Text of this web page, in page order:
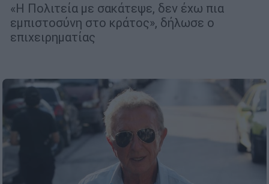
«H Πολιτεία με σακάτεψε, δεν έχω πια
εμπιστοσύνη στο κράτος», δήλωσε ο
επιχειρηματίας